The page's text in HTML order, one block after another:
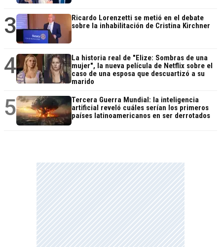
3
Ricardo Lorenzetti se metió en el debate
sobre la inhabilitación de Cristina Kirchner
4
La historia real de "Elize: Sombras de una
mujer", la nueva película de Netflix sobre el
caso de una esposa que descuartizó a su
marido
5
Tercera Guerra Mundial: la inteligencia
artificial reveló cuáles serían los primeros
países latinoamericanos en ser derrotados